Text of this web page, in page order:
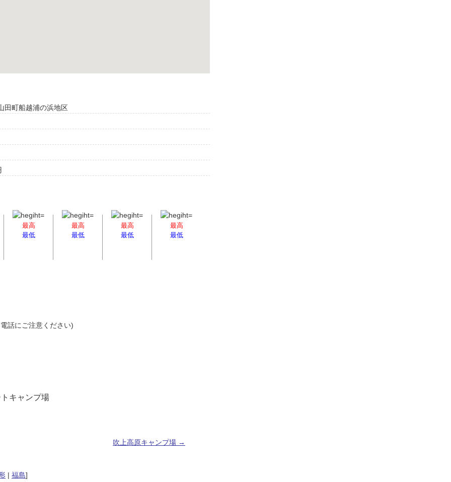
田町船越浦の浜地区
最高
最低
最高
最低
最高
最低
最高
最低
話にご注意ください)
キャンプ場
吹上高原キャンプ場 →
| 福島]